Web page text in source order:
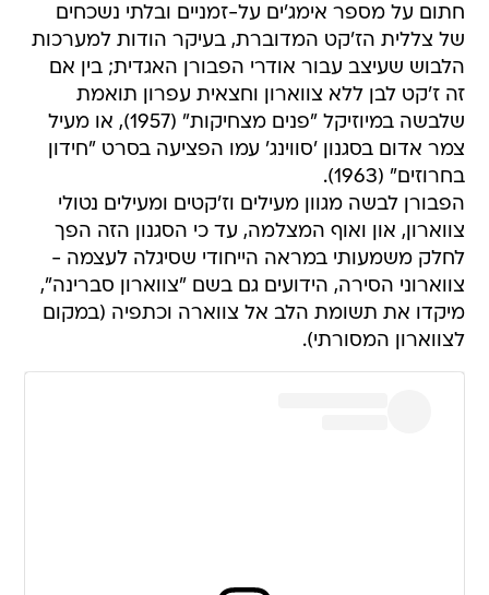
חתום על מספר אימג'ים על-זמניים ובלתי נשכחים
של צללית הז'קט המדוברת, בעיקר הודות למערכות
הלבוש שעיצב עבור אודרי הפבורן האגדית; בין אם
זה ז'קט לבן ללא צווארון וחצאית עפרון תואמת
שלבשה במיוזיקל "פנים מצחיקות" (1957), או מעיל
צמר אדום בסגנון 'סווינג' עמו הפציעה בסרט "חידון
בחרוזים" (1963).
הפבורן לבשה מגוון מעילים וז'קטים ומעילים נטולי
צווארון, און ואוף המצלמה, עד כי הסגנון הזה הפך
לחלק משמעותי במראה הייחודי שסיגלה לעצמה -
צווארוני הסירה, הידועים גם בשם "צווארון סברינה",
מיקדו את תשומת הלב אל צווארה וכתפיה (במקום
לצווארון המסורתי).